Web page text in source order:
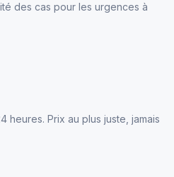
des cas pour les urgences à
heures. Prix au plus juste, jamais